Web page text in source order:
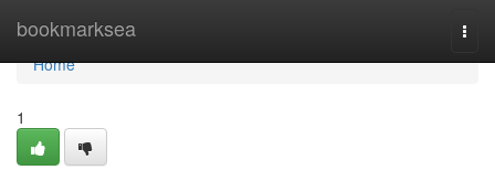
bookmarksea
Home
Home
1